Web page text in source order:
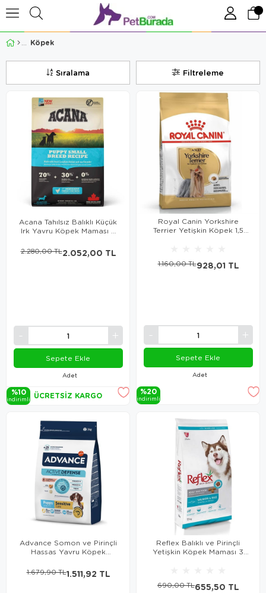
Köpek
Filtreleme
Sıralama
Acana Tahılsız Balıklı Küçük
Irk Yavru Köpek Maması 2
Adet
2.052,00 TL
2.280,00 TL
Sepete Ekle
%10
i̇ndi̇ri̇mli̇ ÜCRETSIZ KARGO
Royal Canin Yorkshire
Terrier Yetişkin Köpek 1,5
Adet
928,01 TL
1.160,00 TL
Sepete Ekle
%20
i̇ndi̇ri̇mli̇
Advance Somon ve Pirinçli
Hassas Yavru Köpek
1.511,92 TL
1.679,90 TL
Reflex Balıklı ve Pirinçli
Yetişkin Köpek Maması 3
655,50 TL
690,00 TL